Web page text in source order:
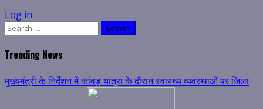
Log in
Search
Trending News
मुख्यमंत्री के निर्देशन में कांवड़ यात्रा के दौरान स्वास्थ्य व्यवस्थाओं पर जिला